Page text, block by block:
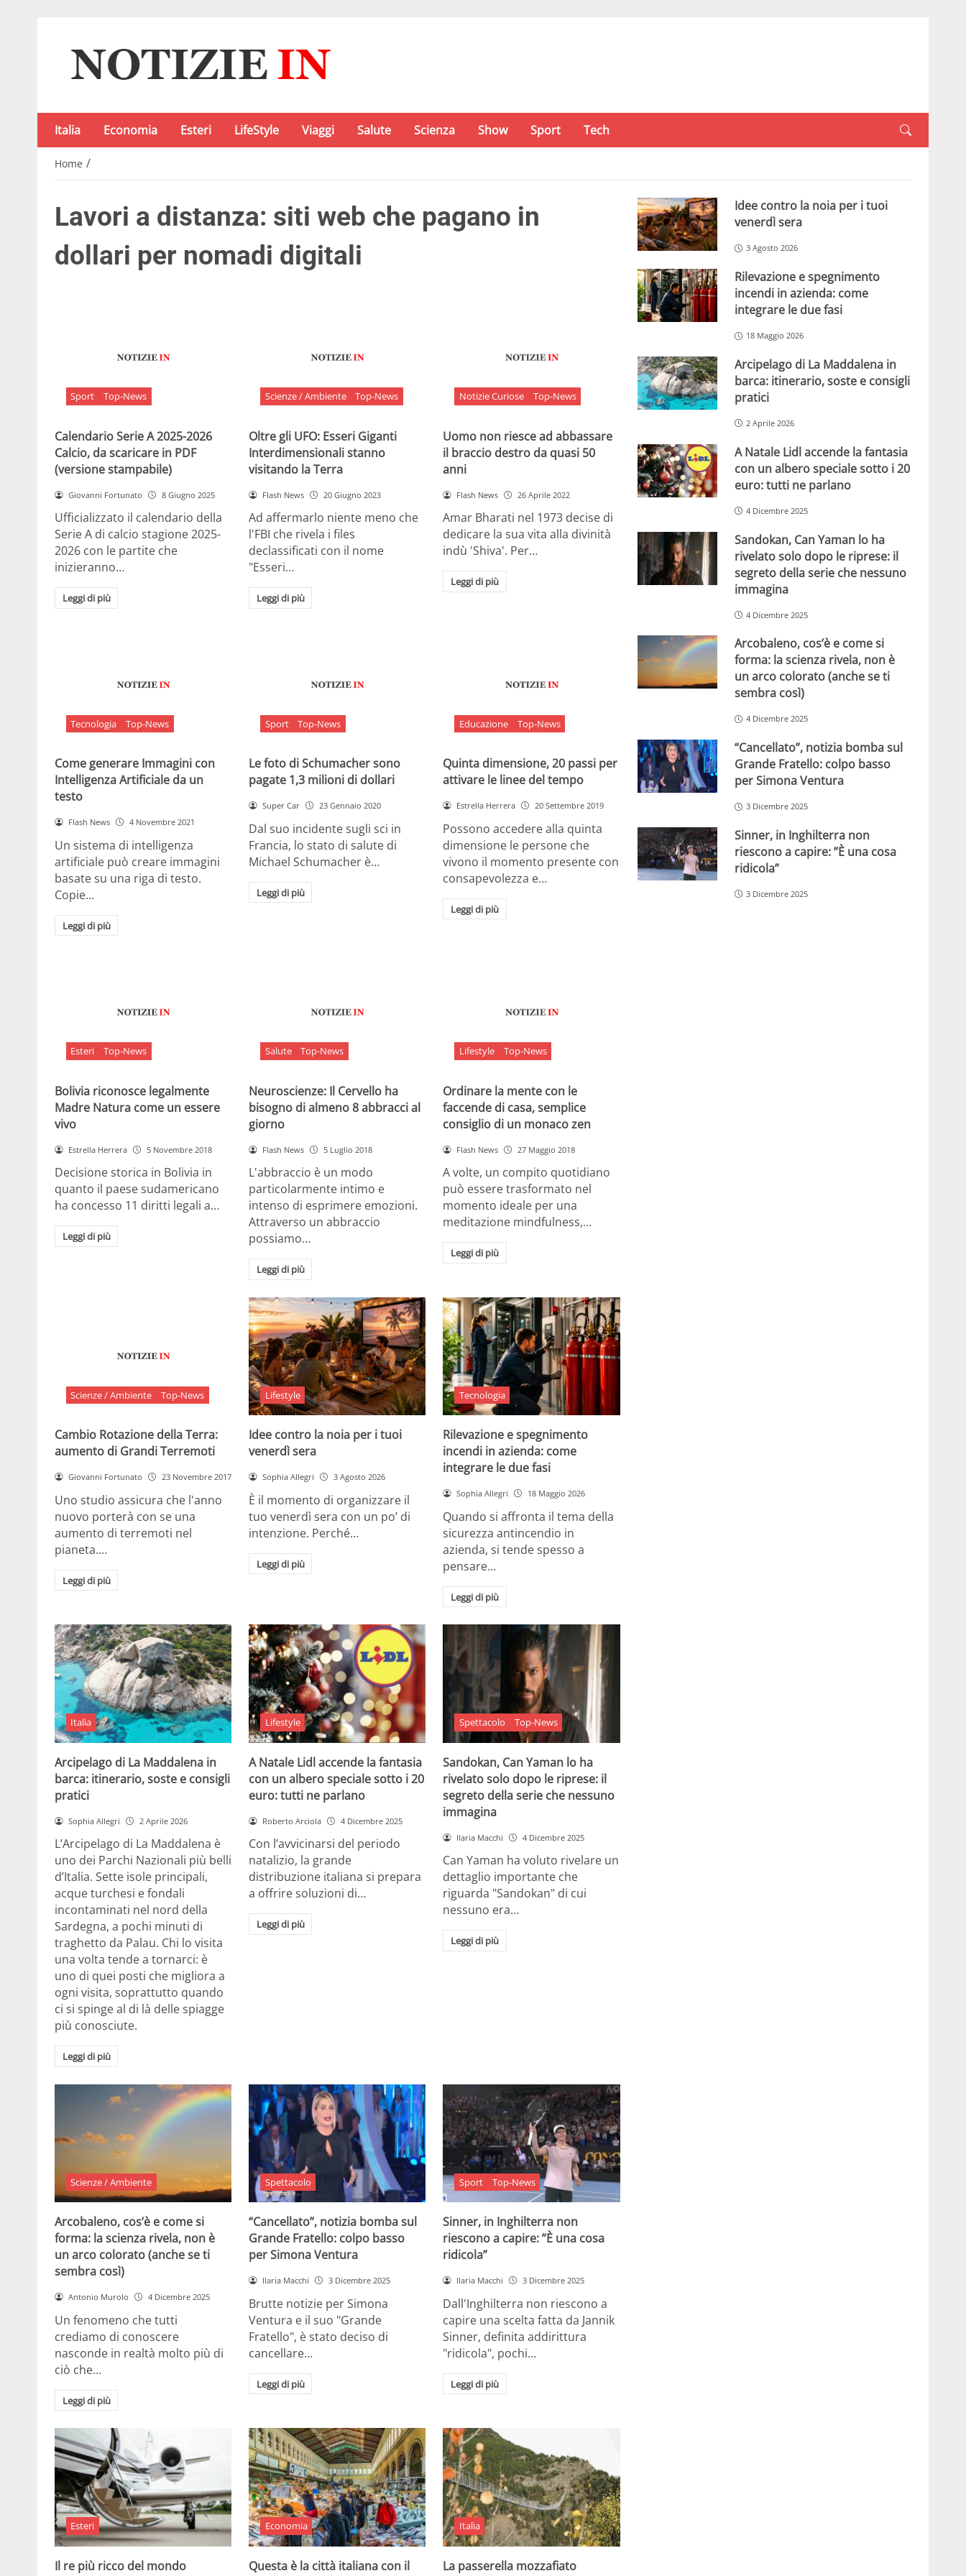
Italia Economia Esteri LifeStyle Viaggi Salute Scienza Show Sport Tech
Home /
Lavori a distanza: siti web che pagano in
dollari per nomadi digitali
Sport Top-News
Calendario Serie A 2025-2026
Calcio, da scaricare in PDF
(versione stampabile)
Giovanni Fortunato 8 Giugno 2025
Ufficializzato il calendario della
Serie A di calcio stagione 2025-
2026 con le partite che
inizieranno…
Leggi di più
Scienze / Ambiente Top-News
Oltre gli UFO: Esseri Giganti
Interdimensionali stanno
visitando la Terra
Flash News 20 Giugno 2023
Ad affermarlo niente meno che
l'FBI che rivela i files
declassificati con il nome
"Esseri…
Leggi di più
Notizie Curiose Top-News
Uomo non riesce ad abbassare
il braccio destro da quasi 50
anni
Flash News 26 Aprile 2022
Amar Bharati nel 1973 decise di
dedicare la sua vita alla divinità
indù 'Shiva'. Per…
Leggi di più
Tecnologia Top-News
Come generare Immagini con
Intelligenza Artificiale da un
testo
Flash News 4 Novembre 2021
Un sistema di intelligenza
artificiale può creare immagini
basate su una riga di testo.
Copie…
Leggi di più
Sport Top-News
Le foto di Schumacher sono
pagate 1,3 milioni di dollari
Super Car 23 Gennaio 2020
Dal suo incidente sugli sci in
Francia, lo stato di salute di
Michael Schumacher è…
Leggi di più
Educazione Top-News
Quinta dimensione, 20 passi per
attivare le linee del tempo
Estrella Herrera 20 Settembre 2019
Possono accedere alla quinta
dimensione le persone che
vivono il momento presente con
consapevolezza e…
Leggi di più
Esteri Top-News
Bolivia riconosce legalmente
Madre Natura come un essere
vivo
Estrella Herrera 5 Novembre 2018
Decisione storica in Bolivia in
quanto il paese sudamericano
ha concesso 11 diritti legali a…
Leggi di più
Salute Top-News
Neuroscienze: Il Cervello ha
bisogno di almeno 8 abbracci al
giorno
Flash News 5 Luglio 2018
L'abbraccio è un modo
particolarmente intimo e
intenso di esprimere emozioni.
Attraverso un abbraccio
possiamo…
Leggi di più
Lifestyle Top-News
Ordinare la mente con le
faccende di casa, semplice
consiglio di un monaco zen
Flash News 27 Maggio 2018
A volte, un compito quotidiano
può essere trasformato nel
momento ideale per una
meditazione mindfulness,…
Leggi di più
Scienze / Ambiente Top-News
Cambio Rotazione della Terra:
aumento di Grandi Terremoti
Giovanni Fortunato 23 Novembre 2017
Uno studio assicura che l'anno
nuovo porterà con se una
aumento di terremoti nel
pianeta.…
Leggi di più
Lifestyle
Idee contro la noia per i tuoi
venerdì sera
Sophia Allegri 3 Agosto 2026
È il momento di organizzare il
tuo venerdì sera con un po’ di
intenzione. Perché…
Leggi di più
Tecnologia
Rilevazione e spegnimento
incendi in azienda: come
integrare le due fasi
Sophia Allegri 18 Maggio 2026
Quando si affronta il tema della
sicurezza antincendio in
azienda, si tende spesso a
pensare…
Leggi di più
Italia
Arcipelago di La Maddalena in
barca: itinerario, soste e consigli
pratici
Sophia Allegri 2 Aprile 2026
L’Arcipelago di La Maddalena è
uno dei Parchi Nazionali più belli
d’Italia. Sette isole principali,
acque turchesi e fondali
incontaminati nel nord della
Sardegna, a pochi minuti di
traghetto da Palau. Chi lo visita
una volta tende a tornarci: è
uno di quei posti che migliora a
ogni visita, soprattutto quando
ci si spinge al di là delle spiagge
più conosciute.
Leggi di più
Lifestyle
A Natale Lidl accende la fantasia
con un albero speciale sotto i 20
euro: tutti ne parlano
Roberto Arciola 4 Dicembre 2025
Con l’avvicinarsi del periodo
natalizio, la grande
distribuzione italiana si prepara
a offrire soluzioni di…
Leggi di più
Spettacolo Top-News
Sandokan, Can Yaman lo ha
rivelato solo dopo le riprese: il
segreto della serie che nessuno
immagina
Ilaria Macchi 4 Dicembre 2025
Can Yaman ha voluto rivelare un
dettaglio importante che
riguarda "Sandokan" di cui
nessuno era…
Leggi di più
Scienze / Ambiente
Arcobaleno, cos’è e come si
forma: la scienza rivela, non è
un arco colorato (anche se ti
sembra così)
Antonio Murolo 4 Dicembre 2025
Un fenomeno che tutti
crediamo di conoscere
nasconde in realtà molto più di
ciò che…
Leggi di più
Spettacolo
“Cancellato”, notizia bomba sul
Grande Fratello: colpo basso
per Simona Ventura
Ilaria Macchi 3 Dicembre 2025
Brutte notizie per Simona
Ventura e il suo "Grande
Fratello", è stato deciso di
cancellare…
Leggi di più
Sport Top-News
Sinner, in Inghilterra non
riescono a capire: ”È una cosa
ridicola”
Ilaria Macchi 3 Dicembre 2025
Dall'Inghilterra non riescono a
capire una scelta fatta da Jannik
Sinner, definita addirittura
"ridicola", pochi…
Leggi di più
Esteri
Il re più ricco del mondo
Economia
Questa è la città italiana con il
Italia
La passerella mozzafiato
Idee contro la noia per i tuoi
venerdì sera
3 Agosto 2026
Rilevazione e spegnimento
incendi in azienda: come
integrare le due fasi
18 Maggio 2026
Arcipelago di La Maddalena in
barca: itinerario, soste e consigli
pratici
2 Aprile 2026
A Natale Lidl accende la fantasia
con un albero speciale sotto i 20
euro: tutti ne parlano
4 Dicembre 2025
Sandokan, Can Yaman lo ha
rivelato solo dopo le riprese: il
segreto della serie che nessuno
immagina
4 Dicembre 2025
Arcobaleno, cos’è e come si
forma: la scienza rivela, non è
un arco colorato (anche se ti
sembra così)
4 Dicembre 2025
“Cancellato”, notizia bomba sul
Grande Fratello: colpo basso
per Simona Ventura
3 Dicembre 2025
Sinner, in Inghilterra non
riescono a capire: ”È una cosa
ridicola”
3 Dicembre 2025